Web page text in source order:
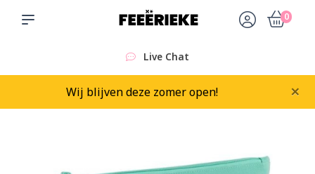
0
Live Chat
Wij blijven deze zomer open! ×